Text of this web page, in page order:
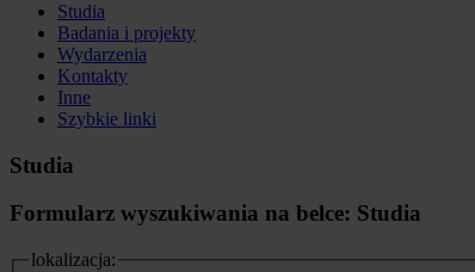
Studia
Badania i projekty
Wydarzenia
Kontakty
Inne
Szybkie linki
Studia
Formularz wyszukiwania na belce: Studia
lokalizacja: